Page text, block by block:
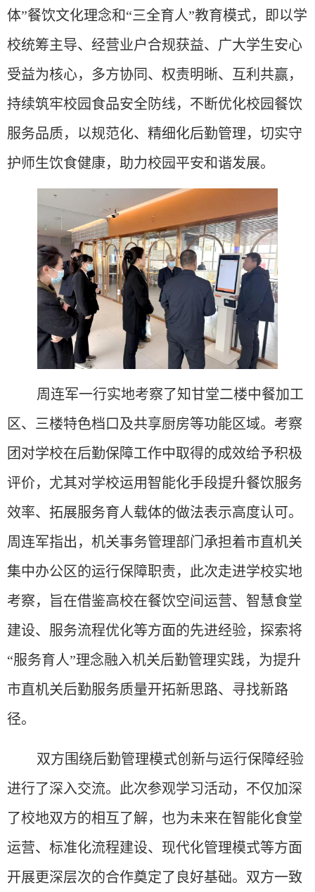
体”餐饮文化理念和“三全育人”教育模式，即以学
校统筹主导、经营业户合规获益、广大学生安心
受益为核心，多方协同、权责明晰、互利共赢，
持续筑牢校园食品安全防线，不断优化校园餐饮
服务品质，以规范化、精细化后勤管理，切实守
护师生饮食健康，助力校园平安和谐发展。
周连军一行实地考察了知甘堂二楼中餐加工
区、三楼特色档口及共享厨房等功能区域。考察
团对学校在后勤保障工作中取得的成效给予积极
评价，尤其对学校运用智能化手段提升餐饮服务
效率、拓展服务育人载体的做法表示高度认可。
周连军指出，机关事务管理部门承担着市直机关
集中办公区的运行保障职责，此次走进学校实地
考察，旨在借鉴高校在餐饮空间运营、智慧食堂
建设、服务流程优化等方面的先进经验，探索将
“服务育人”理念融入机关后勤管理实践，为提升
市直机关后勤服务质量开拓新思路、寻找新路
径。
双方围绕后勤管理模式创新与运行保障经验
进行了深入交流。此次参观学习活动，不仅加深
了校地双方的相互了解，也为未来在智能化食堂
运营、标准化流程建设、现代化管理模式等方面
开展更深层次的合作奠定了良好基础。双方一致